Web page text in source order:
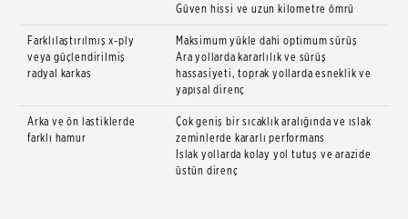
Güven hissi ve uzun kilometre ömrü
Farklılaştırılmış x-ply
veya güçlendirilmiş
radyal karkas
Maksimum yükle dahi optimum sürüş
Ara yollarda kararlılık ve sürüş
hassasiyeti, toprak yollarda esneklik ve
yapısal direnç
Arka ve ön lastiklerde
farklı hamur
Çok geniş bir sıcaklık aralığında ve ıslak
zeminlerde kararlı performans
Islak yollarda kolay yol tutuş ve arazide
üstün direnç